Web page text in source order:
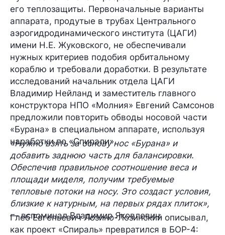
его теплозащиты. Первоначальные варианты
аппарата, продутые в трубах Центрального
аэрогидродинамического института (ЦАГИ)
имени Н.Е. Жуковского, не обеспечивали
нужных критериев подобия орбитальному
кораблю и требовали доработки. В результате
исследований начальник отдела ЦАГИ
Владимир Нейланд и заместитель главного
конструктора НПО «Молния» Евгений Самсонов
предложили повторить обводы носовой части
«Бурана» в специальном аппарате, используя
наработки по «Спирали».
«Нужно взять за основу нос «Бурана» и
добавить заднюю часть для балансировки.
Обеспечив правильное соотношение веса и
площади миделя, получим требуемые
тепловые потоки на носу. Это создаст условия,
близкие к натурным, на первых рядах плиток»,
— вспоминал Владимир Яковлевич.
Глеб Евгеньевич Лозино-Лозинский описывал,
как проект «Спираль» превратился в БОР-4: